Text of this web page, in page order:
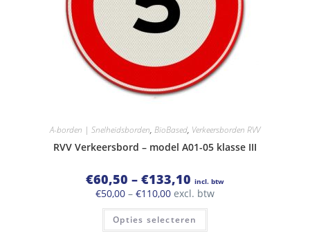
A-borden | Snelheidsborden, BioBased, Verkeersborden RVV
RVV Verkeersbord – model A01-05 klasse III
€60,50 – €133,10 Prijsklasse:
€60,50
tot
€133,10
incl. btw
€50,00 – €110,00Prijsklasse:
tot
€110,00
excl. btw
Opties selecteren
Dit
heeft